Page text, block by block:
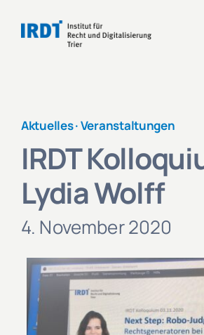
Inhalt
Veranstaltungen
Projekte
Aktuelles ·Veranstaltungen
IRDT
Lydia Wolff
4. November 2020